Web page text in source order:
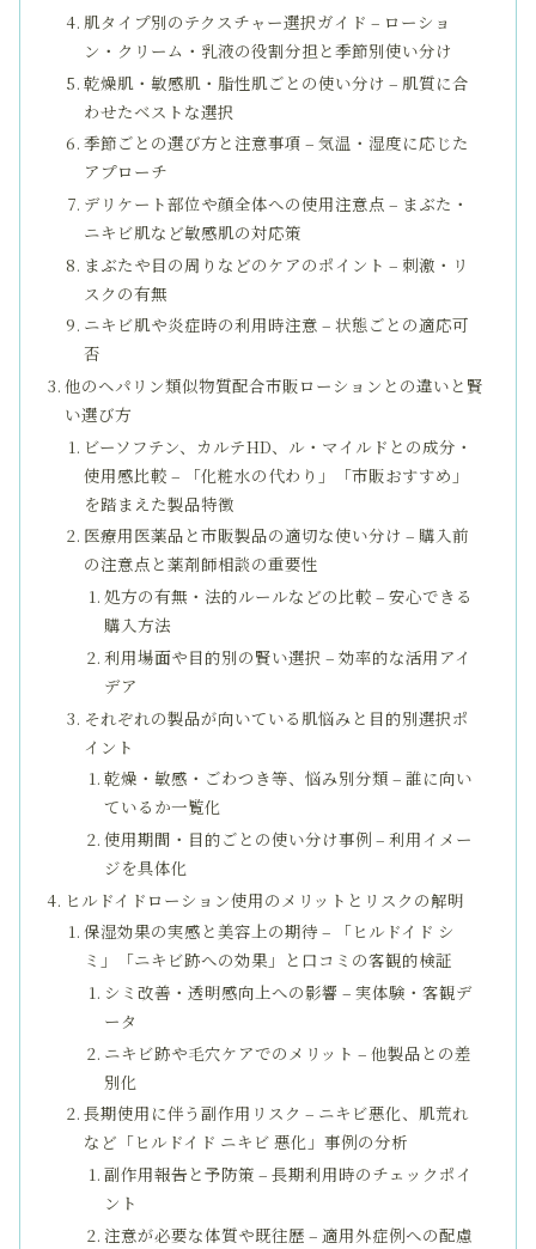
肌タイプ別のテクスチャー選択ガイド – ローショ
ン・クリーム・乳液の役割分担と季節別使い分け
乾燥肌・敏感肌・脂性肌ごとの使い分け – 肌質に合
わせたベストな選択
季節ごとの選び方と注意事項 – 気温・湿度に応じた
アプローチ
デリケート部位や顔全体への使用注意点 – まぶた・
ニキビ肌など敏感肌の対応策
まぶたや目の周りなどのケアのポイント – 刺激・リ
スクの有無
ニキビ肌や炎症時の利用時注意 – 状態ごとの適応可
否
他のヘパリン類似物質配合市販ローションとの違いと賢
い選び方
ビーソフテン、カルテHD、ル・マイルドとの成分・
使用感比較 – 「化粧水の代わり」「市販おすすめ」
を踏まえた製品特徴
医療用医薬品と市販製品の適切な使い分け – 購入前
の注意点と薬剤師相談の重要性
処方の有無・法的ルールなどの比較 – 安心できる
購入方法
利用場面や目的別の賢い選択 – 効率的な活用アイ
デア
それぞれの製品が向いている肌悩みと目的別選択ポ
イント
乾燥・敏感・ごわつき等、悩み別分類 – 誰に向い
ているか一覧化
使用期間・目的ごとの使い分け事例 – 利用イメー
ジを具体化
ヒルドイドローション使用のメリットとリスクの解明
保湿効果の実感と美容上の期待 – 「ヒルドイド シ
ミ」「ニキビ跡への効果」と口コミの客観的検証
シミ改善・透明感向上への影響 – 実体験・客観デ
ータ
ニキビ跡や毛穴ケアでのメリット – 他製品との差
別化
長期使用に伴う副作用リスク – ニキビ悪化、肌荒れ
など「ヒルドイド ニキビ 悪化」事例の分析
副作用報告と予防策 – 長期利用時のチェックポイ
ント
注意が必要な体質や既往歴 – 適用外症例への配慮